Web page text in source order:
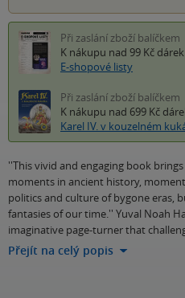
Při zaslání zboží balíčkem
K nákupu nad 99 Kč
E-shopové listy
Při zaslání zboží balíčkem
K nákupu nad 699 Kč
Karel IV. v kouzelném
''This vivid and engaging book
moments in ancient history,
politics and culture of bygone eras,
fantasies of our time.'' Yuval Noah
imaginative page-turner that
Přejít na celý popis